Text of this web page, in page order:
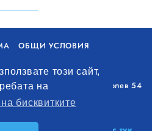
този сайт,
на
бисквитките
ОБЩИ УСЛОВИЯ
Варна, бул. Генерал Колев 54
893 621 112
brigada.com